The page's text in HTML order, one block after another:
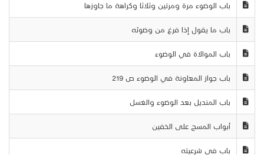
باب الوضوء مرة ومرتين وثلاثا وكراهة ما جاوزها
باب ما يقول إذا فرغ من وضوئه
باب الموالاة في الوضوء
باب جواز المعاونة في الوضوء ص 219
باب المنديل بعد الوضوء والغسل
أبواب المسح على الخفين
باب في شرعيته